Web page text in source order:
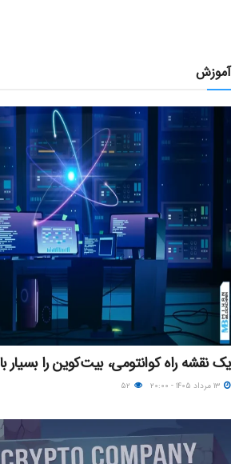
آموزش
یک نقشه راه کوانتومی، بیت‌کوین را بسیار